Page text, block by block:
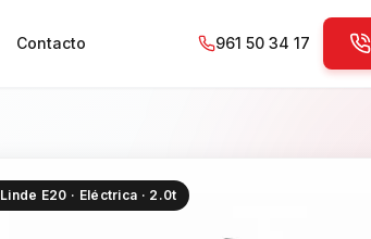
Contacto 961 50 34 17
Linde E20 · Eléctrica · 2.0t